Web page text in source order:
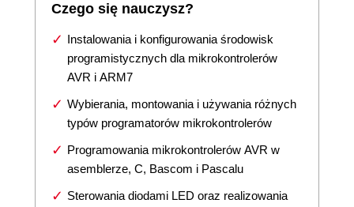
Czego się nauczysz?
Instalowania i konfigurowania środowisk
programistycznych dla mikrokontrolerów
AVR i ARM7
Wybierania, montowania i używania różnych
typów programatorów mikrokontrolerów
Programowania mikrokontrolerów AVR w
asemblerze, C, Bascom i Pascalu
Sterowania diodami LED oraz realizowania